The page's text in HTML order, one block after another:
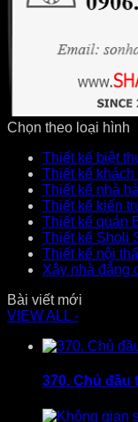
Chọn theo loại hình
Thiết kế biệt
Thiết kế khách
Thiết kế nhà
Thiết kế kiến
Thiết kế quán
Thiết kế Sholi
Thiết kế nội
Xây nhà đẳng
Bài viết mới
VIEW ALL -
370. Chủ